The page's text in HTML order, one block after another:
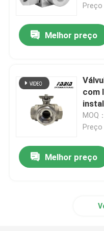
Preço
Melhor preço
com
MOQ
Preço
Melhor preço